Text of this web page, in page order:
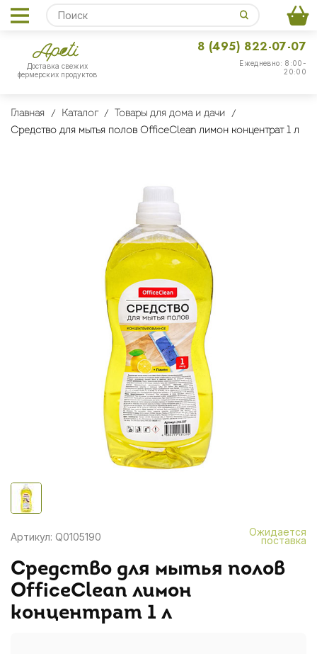
Доставка свежих
фермерских продуктов
Ежедневно: 8:00-
20:00
8 (495) 822-07-07
Главная Каталог
Товары для дома и дачи
Средство для мытья полов OfficeClean лимон концентрат 1 л
Артикул: Q0105190 Ожидается
поставка
Средство для мытья полов
OfficeClean лимон
концентрат 1 л